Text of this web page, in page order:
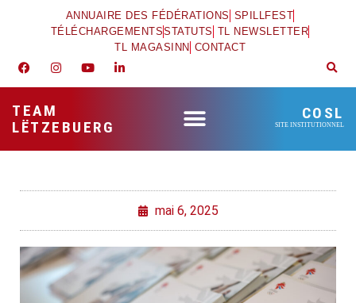
ANNUAIRE DES FÉDÉRATIONS SPILLFEST
TÉLÉCHARGEMENTSSTATUTS TL NEWSLETTER
TL MAGASINN CONTACT
TEAM
LËTZEBUERG
COSL
SITE INSTITUTIONNEL
mai 6, 2025